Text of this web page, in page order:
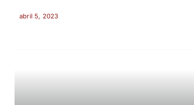
abril 5, 2023